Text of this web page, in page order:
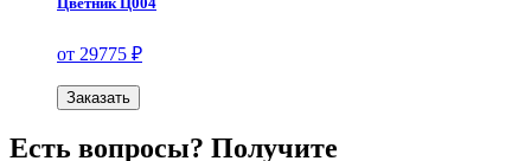
от 29775 ₽
Заказать
Есть вопросы? Получите